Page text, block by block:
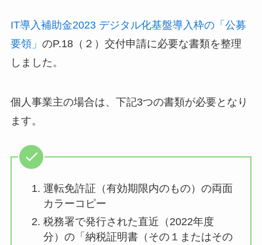
IT導入補助金2023 デジタル化基盤導入枠の「公募
要領」 のP.18（２）交付申請に必要な書類を整理
しました。
個人事業主の場合は、下記3つの書類が必要となり
ます。
運転免許証（有効期限内のもの）の両面
カラーコピー
税務署で発行された直近（2022年度
分）の「納税証明書（その１またはその